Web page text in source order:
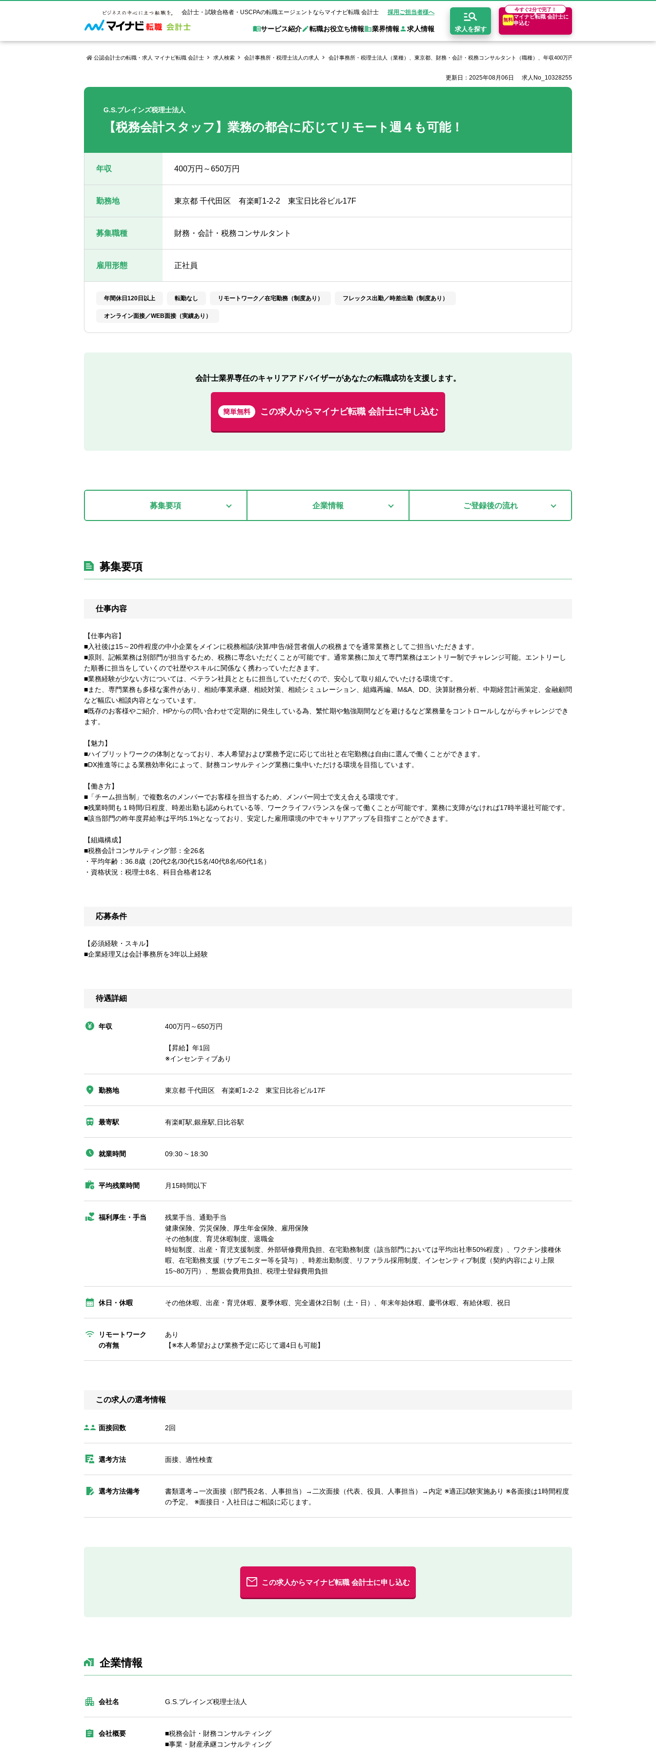
会計士・試験合格者・USCPAの転職エージェントならマイナビ転職 会計士 採用ご担当者様へ
求人を探す
今すぐ2分で完了！
無料
マイナビ転職 会計士に
申込む
サービス紹介
サービス紹介
ご利用の流れ 転職成功事例
非公開求人とは？
転職お役立ち情報
転職お役立ち情報
はじめての転職の方へ USCPAの転職
転職活動お役立ちコンテンツ
会計士・試験合格者の転職Q&A
業界情報
業界情報
試験科目一覧 会計士が活躍できる転職先 会計事務所・税理士法人
求人情報
公認会計士試験合格
会計事務所・税理士法人 事業会社
エリア別求人情報
公認会計士の転職・求人 マイナビ転職 会計士 求人検索 会計事務所・税理士法人の求人 会計事務所・税理士法人（業種）、東京都、財務・会計・税務コンサルタント（職種）、年収400万円以上
更新日：2025年08月06日 求人No_10328255
G.S.ブレインズ税理士法人
【税務会計スタッフ】業務の都合に応じてリモート週４も可能！
年収 400万円～650万円
勤務地 東京都 千代田区 有楽町1-2-2 東宝日比谷ビル17F
募集職種 財務・会計・税務コンサルタント
雇用形態 正社員
年間休日120日以上 転勤なし リモートワーク／在宅勤務（制度あり） フレックス出勤／時差出勤（制度あり）
オンライン面接／WEB面接（実績あり）
会計士業界専任のキャリアアドバイザーがあなたの転職成功を支援します。
簡単無料 この求人からマイナビ転職 会計士に申し込む
募集要項 企業情報 ご登録後の流れ
募集要項
仕事内容
【仕事内容】
■入社後は15～20件程度の中小企業をメインに税務相談/決算/申告/経営者個人の税務までを通常業務としてご担当いただきます。
■原則、記帳業務は別部門が担当するため、税務に専念いただくことが可能です。通常業務に加えて専門業務はエントリー制でチャレンジ可能。エントリーし
た順番に担当をしていくので社歴やスキルに関係なく携わっていただきます。
■業務経験が少ない方については、ベテラン社員とともに担当していただくので、安心して取り組んでいたける環境です。
■また、専門業務も多様な案件があり、相続/事業承継、相続対策、相続シミュレーション、組織再編、M&A、DD、決算財務分析、中期経営計画策定、金融顧問
など幅広い相談内容となっています。
■既存のお客様やご紹介、HPからの問い合わせで定期的に発生している為、繁忙期や勉強期間などを避けるなど業務量をコントロールしながらチャレンジでき
ます。
【魅力】
■ハイブリットワークの体制となっており、本人希望および業務予定に応じて出社と在宅勤務は自由に選んで働くことができます。
■DX推進等による業務効率化によって、財務コンサルティング業務に集中いただける環境を目指しています。
【働き方】
■「チーム担当制」で複数名のメンバーでお客様を担当するため、メンバー同士で支え合える環境です。
■残業時間も１時間/日程度、時差出勤も認められている等、ワークライフバランスを保って働くことが可能です。業務に支障がなければ17時半退社可能です。
■該当部門の昨年度昇給率は平均5.1%となっており、安定した雇用環境の中でキャリアアップを目指すことができます。
【組織構成】
■税務会計コンサルティング部：全26名
・平均年齢：36.8歳（20代2名/30代15名/40代8名/60代1名）
・資格状況：税理士8名、科目合格者12名
応募条件
【必須経験・スキル】
■企業経理又は会計事務所を3年以上経験
待遇詳細
年収 400万円～650万円
【昇給】年1回
※インセンティブあり
勤務地 東京都 千代田区 有楽町1-2-2 東宝日比谷ビル17F
最寄駅 有楽町駅,銀座駅,日比谷駅
就業時間 09:30 ~ 18:30
平均残業時間 月15時間以下
福利厚生・手当
残業手当、通勤手当
健康保険、労災保険、厚生年金保険、雇用保険
その他制度、育児休暇制度、退職金
時短制度、出産・育児支援制度、外部研修費用負担、在宅勤務制度（該当部門においては平均出社率50%程度）、ワクチン接種休
暇、在宅勤務支援（サブモニター等を貸与）、時差出勤制度、リファラル採用制度、インセンティブ制度（契約内容により上限
15~80万円）、懇親会費用負担、税理士登録費用負担
休日・休暇 その他休暇、出産・育児休暇、夏季休暇、完全週休2日制（土・日）、年末年始休暇、慶弔休暇、有給休暇、祝日
リモートワーク
の有無
あり
【※本人希望および業務予定に応じて週4日も可能】
この求人の選考情報
面接回数 2回
選考方法 面接、適性検査
選考方法備考
書類選考→一次面接（部門長2名、人事担当）→二次面接（代表、役員、人事担当）→内定 ※適正試験実施あり ※各面接は1時間程度
の予定。 ※面接日・入社日はご相談に応じます。
この求人からマイナビ転職 会計士に申し込む
企業情報
会社名 G.S.ブレインズ税理士法人
会社概要
■税務会計・財務コンサルティング
■事業・財産承継コンサルティング